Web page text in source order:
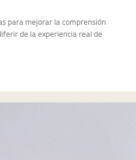
para mejorar la comprensión
de la experiencia real de